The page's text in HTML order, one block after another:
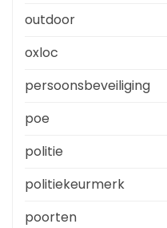
outdoor
oxloc
persoonsbeveiliging
poe
politie
politiekeurmerk
poorten